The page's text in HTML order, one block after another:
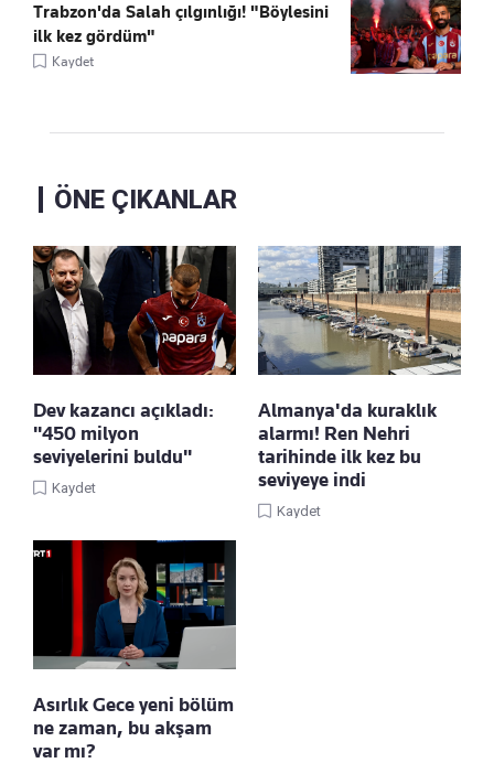
Trabzon'da Salah çılgınlığı! "Böylesini
ilk kez gördüm"
Kaydet
ÖNE ÇIKANLAR
Dev kazancı açıkladı:
"450 milyon
seviyelerini buldu"
Kaydet
Almanya'da kuraklık
alarmı! Ren Nehri
tarihinde ilk kez bu
seviyeye indi
Kaydet
Asırlık Gece yeni bölüm
ne zaman, bu akşam
var mı?